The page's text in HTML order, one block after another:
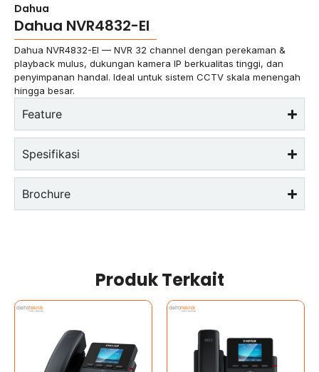
Dahua
Dahua NVR4832-EI
Dahua NVR4832-EI — NVR 32 channel dengan perekaman &
playback mulus, dukungan kamera IP berkualitas tinggi, dan
penyimpanan handal. Ideal untuk sistem CCTV skala menengah
hingga besar.
Feature
Spesifikasi
Brochure
Produk Terkait